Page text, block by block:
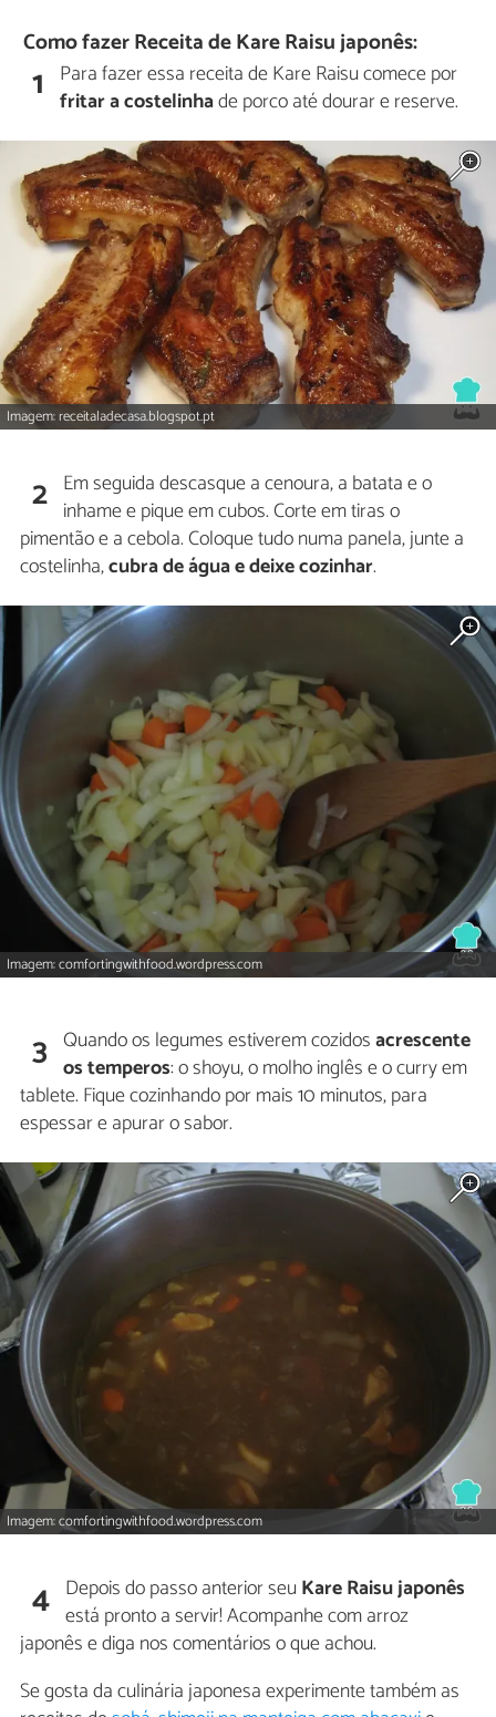
Como fazer Receita de Kare Raisu japonês:
1 Para fazer essa receita de Kare Raisu comece por
fritar a costelinhade porco até dourar e reserve.
Imagem: receitaladecasa.blogspot.pt
2 Em seguida descasque a cenoura, a batata e o
inhame e pique em cubos. Corte em tiras o
pimentão e a cebola. Coloque tudo numa panela, junte a
costelinha,cubra de água e deixe cozinhar.
Imagem: comfortingwithfood.wordpress.com
3 Quando os legumes estiverem cozidosacrescente
os temperos: o shoyu, o molho inglês e o curry em
tablete. Fique cozinhando por mais 10 minutos, para
espessar e apurar o sabor.
Imagem: comfortingwithfood.wordpress.com
4 Depois do passo anterior seuKare Raisu japonês
está pronto a servir! Acompanhe com arroz
japonês e diga nos comentários o que achou.
Se gosta da culinária japonesa experimente também as